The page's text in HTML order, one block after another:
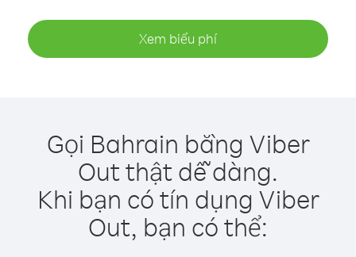
Xem biểu phí
Gọi Bahrain bằng Viber
Out thật dễ dàng.
Khi bạn có tín dụng Viber
Out, bạn có thể: